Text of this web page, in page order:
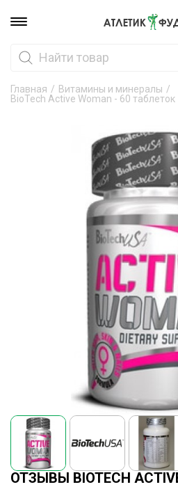
Главная / Витамины и минералы /
BioTech Active Woman - 60 таблеток
ОТЗЫВЫ BIOTECH